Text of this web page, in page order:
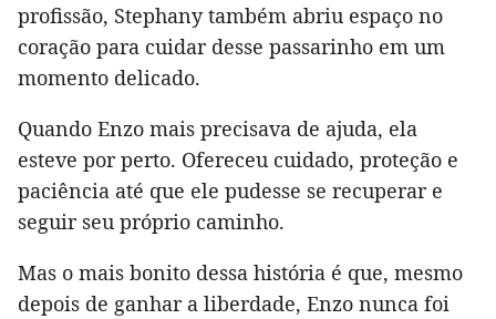
profissão, Stephany também abriu espaço no
coração para cuidar desse passarinho em um
momento delicado.
Quando Enzo mais precisava de ajuda, ela
esteve por perto. Ofereceu cuidado, proteção e
paciência até que ele pudesse se recuperar e
seguir seu próprio caminho.
Mas o mais bonito dessa história é que, mesmo
depois de ganhar a liberdade, Enzo nunca foi